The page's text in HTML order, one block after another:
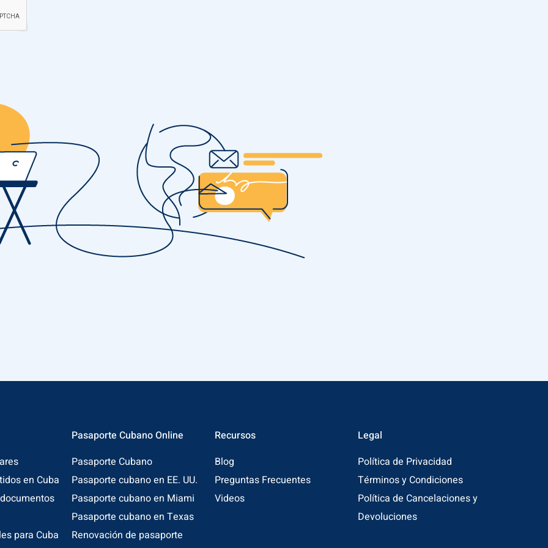
en Cuba
para Cuba
Pasaporte Cubano Online
Pasaporte Cubano
Pasaporte cubano en EE. UU.
Pasaporte cubano en Miami
Pasaporte cubano en Texas
Renovación de pasaporte
Recursos
Blog
Preguntas Frecuentes
Videos
Legal
Política de Privacidad
Términos y Condiciones
Política de Cancelaciones y
Devoluciones